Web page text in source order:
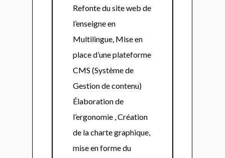
Refonte du site web de
l’enseigne en
Multilingue, Mise en
place d’une plateforme
CMS (Système de
Gestion de contenu)
Élaboration de
l’ergonomie , Création
de la charte graphique,
mise en forme du